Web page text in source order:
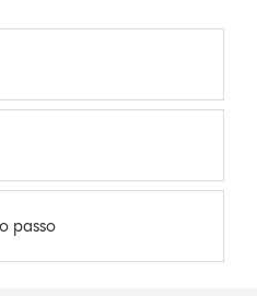
passo